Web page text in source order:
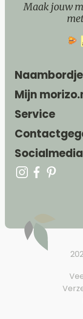
Maak jouw
Mijn
Service
Socialmedia